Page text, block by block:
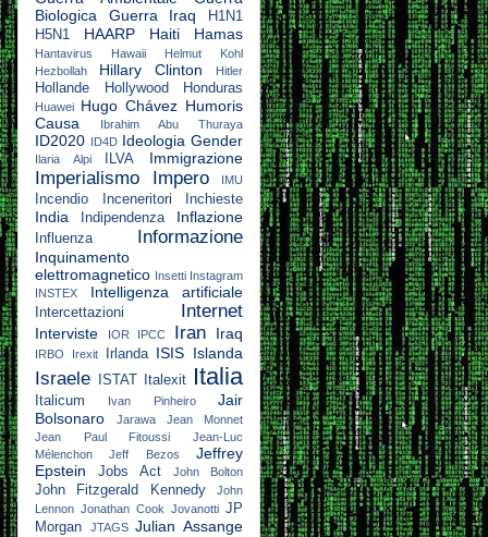
Biologica
Guerra Iraq
H1N1
H5N1
HAARP Haiti Hamas
Hantavirus Hawaii
Helmut Kohl
Hezbollah
Hillary Clinton Hitler
Hollande Hollywood Honduras
Huawei Hugo Chávez Humoris
Causa
Ibrahim Abu Thuraya
ID2020 ID4D Ideologia Gender
Ilaria Alpi ILVA Immigrazione
Imperialismo Impero IMU
Incendio Inceneritori Inchieste
India Indipendenza Inflazione
Influenza Informazione
Inquinamento
elettromagnetico Insetti Instagram
INSTEX
Intelligenza artificiale
Intercettazioni Internet
Interviste IOR IPCC Iran Iraq
IRBO Irexit Irlanda ISIS Islanda
Israele ISTAT Italexit Italia
Italicum Ivan Pinheiro
Jair
Bolsonaro
Jarawa
Jean Monnet
Jean Paul Fitoussi
Jean-Luc
Mélenchon
Jeff Bezos
Jeffrey
Epstein
Jobs Act John Bolton
John Fitzgerald Kennedy
John
Lennon Jonathan Cook Jovanotti JP
Morgan
JTAGS Julian Assange